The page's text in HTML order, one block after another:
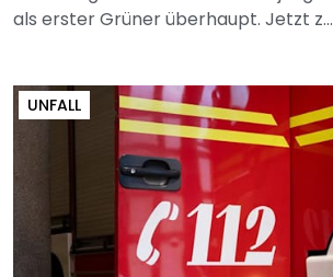
als erster Grüner überhaupt. Jetzt z...
UNFALL